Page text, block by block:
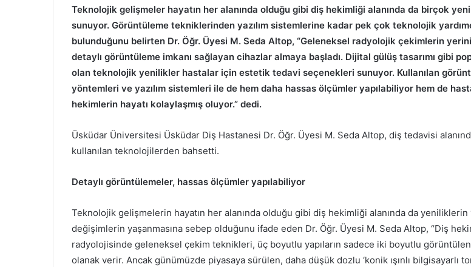
Teknolojik gelişmeler hayatın her alanında olduğu gibi diş hekimliği alanında da birçok
sunuyor. Görüntüleme tekniklerinden yazılım sistemlerine kadar pek çok teknolojik
bulunduğunu belirten Dr. Öğr. Üyesi M. Seda Altop, “Geleneksel radyolojik çekimlerin
detaylı görüntüleme imkanı sağlayan cihazlar almaya başladı. Dijital gülüş tasarımı gibi
olan teknolojik yenilikler hastalar için estetik tedavi seçenekleri sunuyor. Kullanılan
yöntemleri ve yazılım sistemleri ile de hem daha hassas ölçümler yapılabiliyor hem de
hekimlerin hayatı kolaylaşmış oluyor.” dedi.
Üsküdar Üniversitesi Üsküdar Diş Hastanesi Dr. Öğr. Üyesi M. Seda Altop, diş tedavisi
kullanılan teknolojilerden bahsetti.
Detaylı görüntülemeler, hassas ölçümler yapılabiliyor
Teknolojik gelişmelerin hayatın her alanında olduğu gibi diş hekimliği alanında da yeniliklerin
değişimlerin yaşanmasına sebep olduğunu ifade eden Dr. Öğr. Üyesi M. Seda Altop, “Diş
radyolojisinde geleneksel çekim teknikleri, üç boyutlu yapıların sadece iki boyutlu
olanak verir. Ancak günümüzde piyasaya sürülen, daha düşük dozlu ‘konik ışınlı bilgisayarlı